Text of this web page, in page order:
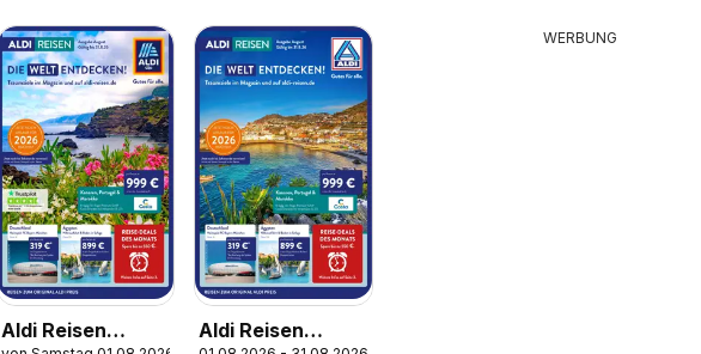
Aldi Reisen
Aldi Reisen
WERBUNG